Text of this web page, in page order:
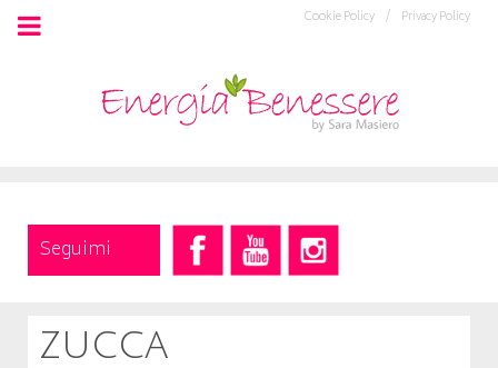
Privacy Policy
Cookie Policy /
Seguimi
zucca